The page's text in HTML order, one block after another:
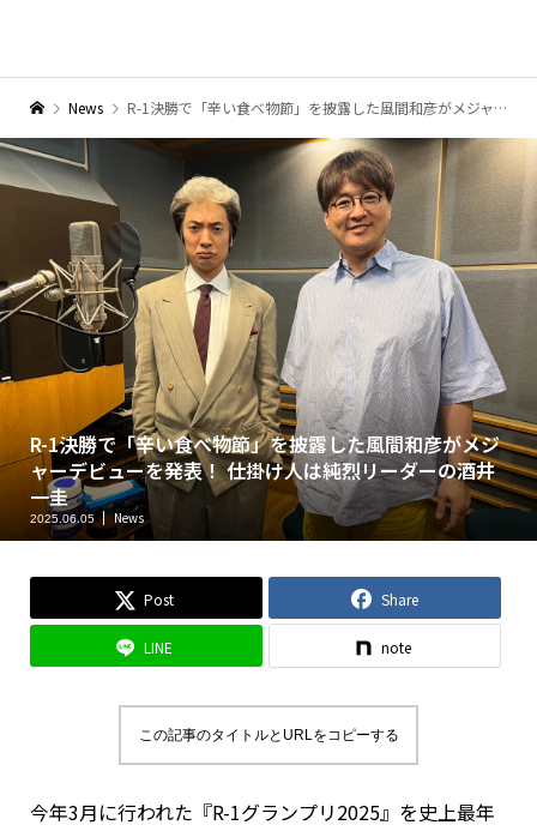
News R-1決勝で「辛い食べ物節」を披露した風間和彦がメジャーデビューを発表！ 仕掛け人は純烈リーダーの酒井一圭
R-1決勝で「辛い食べ物節」を披露した風間和彦がメジ
ャーデビューを発表！ 仕掛け人は純烈リーダーの酒井
一圭
2025.06.05 News
Post Share
LINE note
この記事のタイトルとURLをコピーする
今年3月に行われた『R-1グランプリ2025』を史上最年